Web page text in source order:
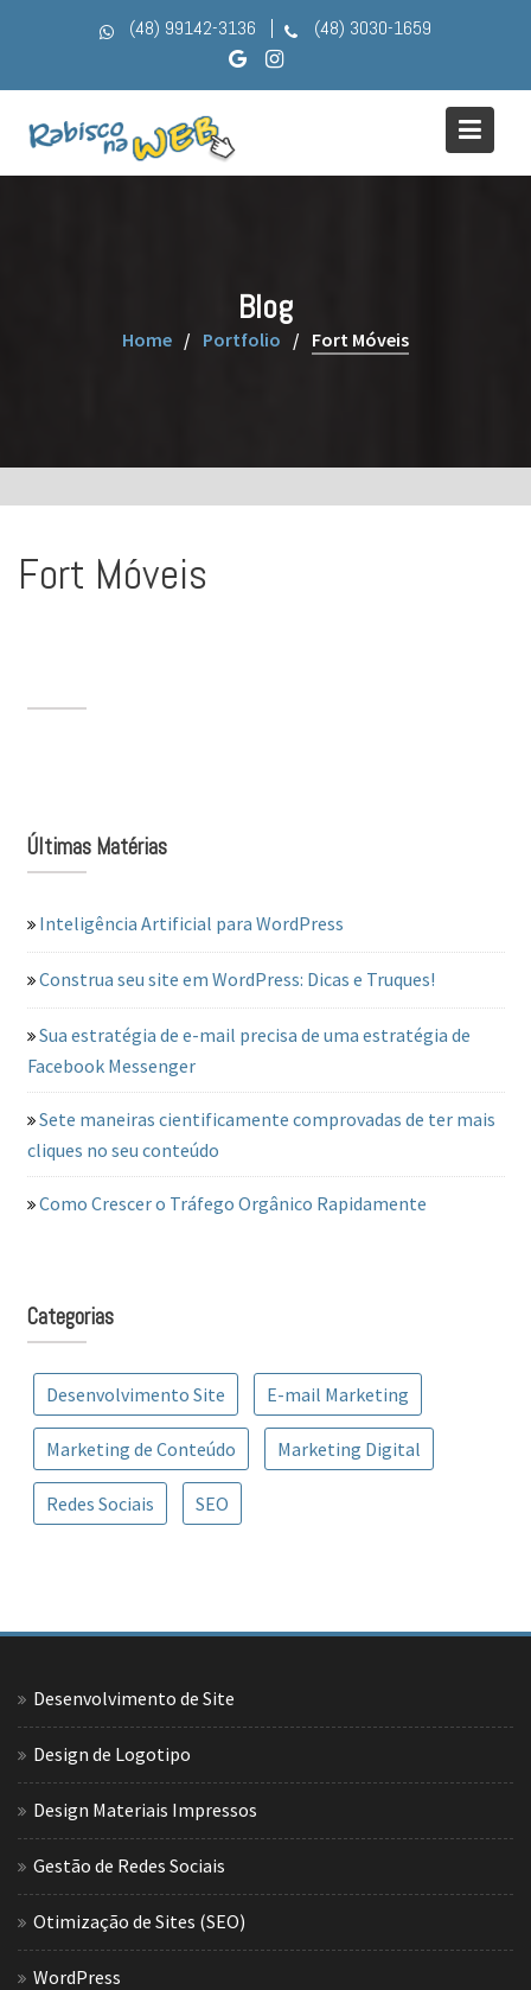
(48) 99142-3136 (48) 3030-1659
Blog
Home Portfolio Fort Móveis
Fort Móveis
Últimas Matérias
Inteligência Artificial para WordPress
Construa seu site em WordPress: Dicas e Truques!
Sua estratégia de e-mail precisa de uma estratégia de
Facebook Messenger
Sete maneiras cientificamente comprovadas de ter mais
cliques no seu conteúdo
Como Crescer o Tráfego Orgânico Rapidamente
Categorias
Desenvolvimento Site E-mail Marketing
Marketing de Conteúdo Marketing Digital
Redes Sociais SEO
Desenvolvimento de Site
Design de Logotipo
Design Materiais Impressos
Gestão de Redes Sociais
Otimização de Sites (SEO)
WordPress